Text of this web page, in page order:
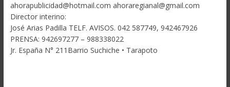
ahorapublicidad@hotmail.com ahoraregianal@gmail.com
Director interino:
José Arias Padilla TELF. AVISOS. 042 587749, 942467926
PRENSA: 942697277 – 988338022
Jr. España N° 211Barrio Suchiche • Tarapoto